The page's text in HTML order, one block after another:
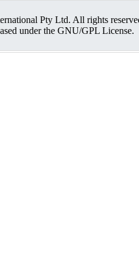
Pty Ltd. All rights
under the GNU/GPL License.